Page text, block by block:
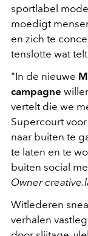
sportlabel
moedigt
en zich te
tenslotte wat
"In de nieuwe
campagne
vertelt die we
Supercourt
naar buiten te
te laten en te
buiten social
Owner
Witlederen
verhalen